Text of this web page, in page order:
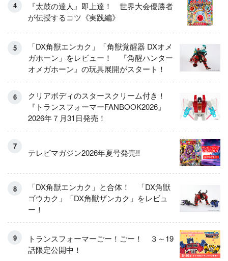
『太鼓の達人』即上達！ 世界大会優勝者
が伝授するコツ《実践編》
「DX角獣エンカク」「角獣覚醒器 DXオメ
ガホーン」をレビュー！ 『角醒ハンター
オメガホーン』の玩具展開がスタート！
クリアボディのスタースクリーム付き！
『トランスフォーマーFANBOOK2026』
2026年７月31日発売！
テレビマガジン2026年夏号発売!!
「DX角獣エンカク」と合体！ 「DX角獣
ゴウカク」「DX角獣ザンカク」をレビュ
ー！
トランスフォーマーごー！ごー！ ３～19
話限定公開中！